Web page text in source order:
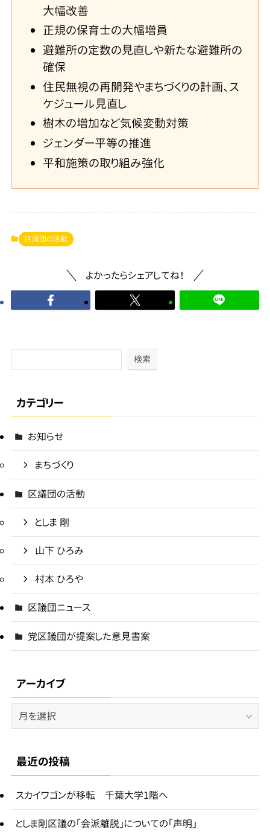
大幅改善
正規の保育士の大幅増員
避難所の定数の見直しや新たな避難所の
確保
住民無視の再開発やまちづくりの計画、ス
ケジュール見直し
樹木の増加など気候変動対策
ジェンダー平等の推進
平和施策の取り組み強化
区議団の活動
よかったらシェアしてね！
検索
カテゴリー
お知らせ
まちづくり
区議団の活動
としま 剛
山下 ひろみ
村本 ひろや
区議団ニュース
党区議団が提案した意見書案
アーカイブ
ー
イ
ブ
最近の投稿
スカイワゴンが移転 千葉大学1階へ
としま剛区議の「会派離脱」についての「声明」